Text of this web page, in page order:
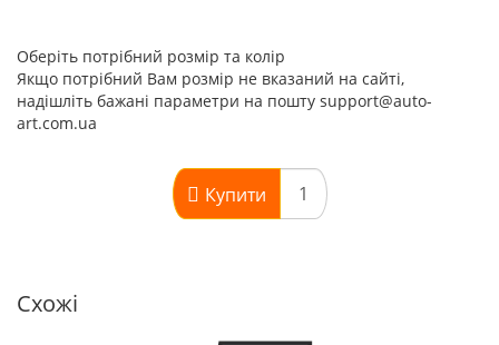
Оберіть потрібний розмір та колір
Якщо потрібний Вам розмір не вказаний на сайті,
надішліть бажані параметри на пошту support@auto-
art.com.ua
Купити
Схожі